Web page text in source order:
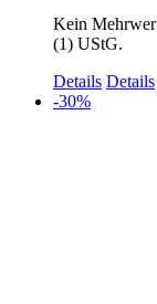
Kein
(1) UStG.
Details Details
-30%